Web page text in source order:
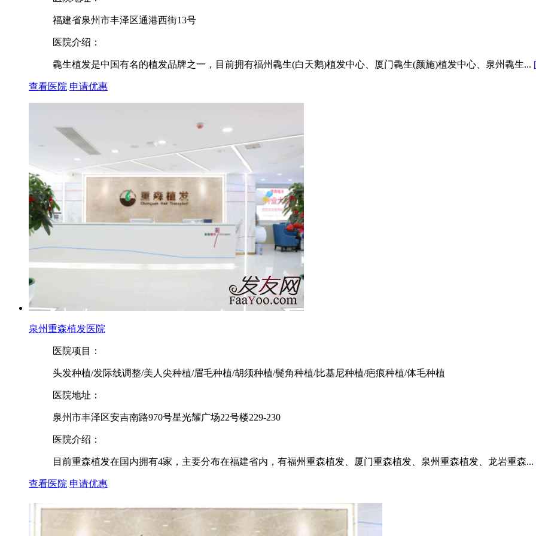
福建省泉州市丰泽区通港西街13号
医院介绍：
毳生植发是中国有名的植发品牌之一，目前拥有福州毳生(白天鹅)植发中心、厦门毳生(颜施)植发中心、泉州毳生...
查看医院 申请优惠
泉州重森植发医院
医院项目：
头发种植/发际线调整/美人尖种植/眉毛种植/胡须种植/鬓角种植/比基尼种植/疤痕种植/体毛种植
医院地址：
泉州市丰泽区安吉南路970号星光耀广场22号楼229-230
医院介绍：
目前重森植发在国内拥有4家，主要分布在福建省内，有福州重森植发、厦门重森植发、泉州重森植发、龙岩重森...
查看医院 申请优惠